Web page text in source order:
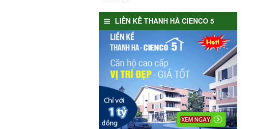
LIỀN KỀ THANH HÀ CIENCO 5